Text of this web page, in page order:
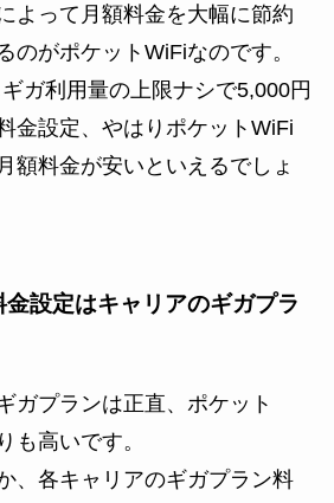
よって月額料金を大幅に節約
のがポケットWiFiなのです。
ガ利用量の上限ナシで5,000円
金設定、やはりポケットWiFi
額料金が安いといえるでしょ
設定はキャリアのギガプラ
ガプランは正直、ポケット
も高いです。
、各キャリアのギガプラン料